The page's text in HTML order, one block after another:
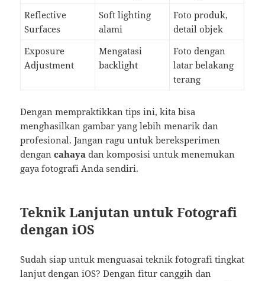
Reflective
Surfaces
Soft lighting
alami
Foto produk,
detail objek
Exposure
Adjustment
Mengatasi
backlight
Foto dengan
latar belakang
terang
Dengan mempraktikkan tips ini, kita bisa
menghasilkan gambar yang lebih menarik dan
profesional. Jangan ragu untuk bereksperimen
dengancahaya dan komposisi untuk menemukan
gaya fotografi Anda sendiri.
Teknik Lanjutan untuk Fotografi
dengan iOS
Sudah siap untuk menguasai teknik fotografi tingkat
lanjut dengan iOS? Dengan fitur canggih dan